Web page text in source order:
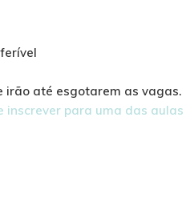
irão até esgotarem as vagas.
inscrever para uma das aulas